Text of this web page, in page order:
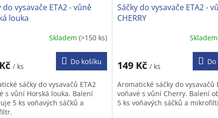
do vysavače ETA2 - vůně
louka
Skladem (>150 ks)
/ ks
Do košíku
sáčky do vysavačů ETA2
s vůní Horská louka. Balení
5 ks voňavých sáčků a
Sáčky do vysavače ETA2 -
CHERRY
149 Kč / ks
Aromatické sáčky do vysavačů
voňavé s vůní Cherry. Balení
5 ks voňavých sáčků a